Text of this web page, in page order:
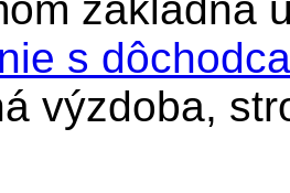
s
výzdoba,